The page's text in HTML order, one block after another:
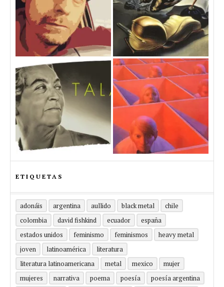
ETIQUETAS
adonáis argentina aullido black metal
chile
colombia
david fishkind ecuador
españa
estados unidos
feminismo feminismos
heavy metal
joven
latinoamérica
literatura
literatura latinoamericana
metal mexico
mujer
mujeres
narrativa poema poesía
poesía argentina